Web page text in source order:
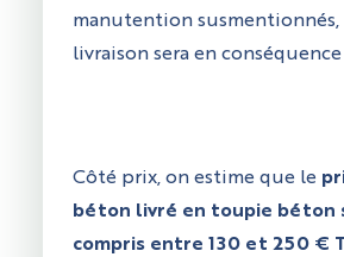
manutention susmentionnés,
livraison sera en
Côté prix, on estime que le
béton livré en toupie béton
compris entre 130 et 250 €